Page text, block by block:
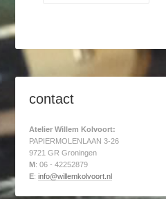
contact
Atelier Willem Kolvoort:
PAPIERMOLENLAAN 3-26
9721 GR Groningen
M : 06 - 42252879
E:info@willemkolvoort.nl